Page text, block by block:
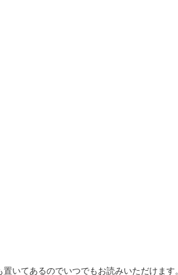
いてあるのでいつでもお読みいただけます。